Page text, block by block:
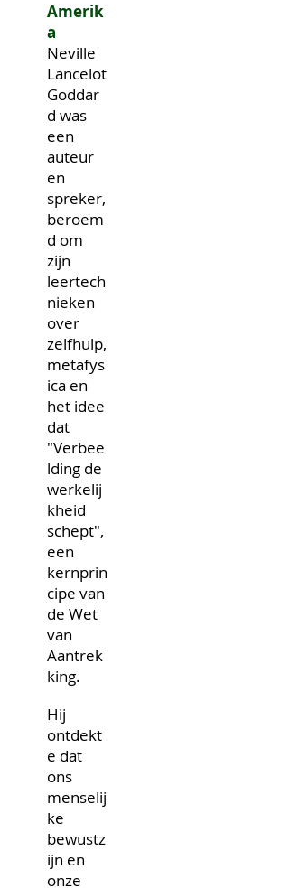
Amerik
a
Neville
Lancelot
Goddar
d was
een
auteur
en
spreker,
beroem
d om
zijn
leertech
nieken
over
zelfhulp,
metafys
ica en
het idee
dat
"Verbee
lding de
werkelij
kheid
schept",
een
kernprin
cipe van
de Wet
van
Aantrek
king.
Hij
ontdekt
e dat
ons
menselij
ke
bewustz
ijn en
onze